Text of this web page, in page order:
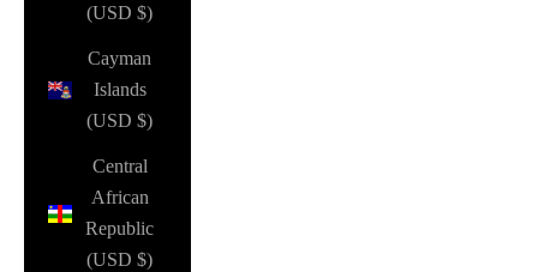
(USD $)
Cayman
Islands
(USD $)
Central
African
Republic
(USD $)